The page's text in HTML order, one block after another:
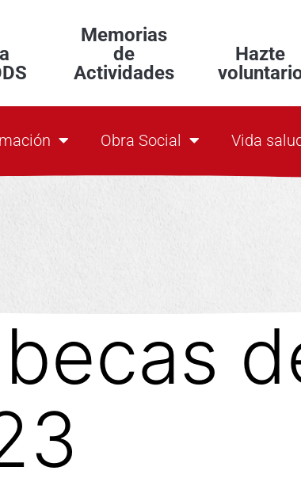
Memorias
de
Actividades
Hazte
Obra Social Vida
becas